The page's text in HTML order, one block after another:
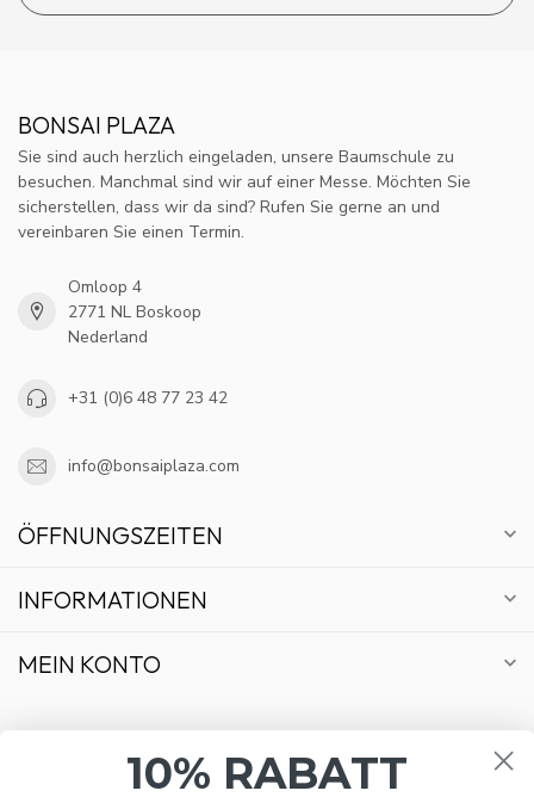
BONSAI PLAZA
Sie sind auch herzlich eingeladen, unsere Baumschule zu
besuchen. Manchmal sind wir auf einer Messe. Möchten Sie
sicherstellen, dass wir da sind? Rufen Sie gerne an und
vereinbaren Sie einen Termin.
Omloop 4
2771 NL Boskoop
Nederland
+31 (0)6 48 77 23 42
info@bonsaiplaza.com
ÖFFNUNGSZEITEN
INFORMATIONEN
MEIN KONTO
10% RABATT